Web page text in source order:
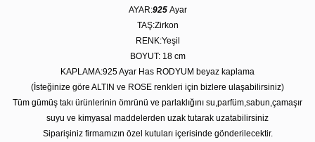
AYAR:925 Ayar
TAŞ:Zirkon
RENK:Yeşil
BOYUT: 18 cm
KAPLAMA:925 Ayar Has RODYUM beyaz kaplama
(İsteğinize göre ALTIN ve ROSE renkleri için bizlere ulaşabilirsiniz)
Tüm gümüş takı ürünlerinin ömrünü ve parlaklığını su,parfüm,sabun,çamaşır
suyu ve kimyasal maddelerden uzak tutarak uzatabilirsiniz
Siparişiniz firmamızın özel kutuları içerisinde gönderilecektir.